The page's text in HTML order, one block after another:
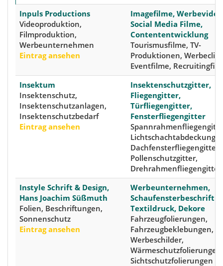
Inpuls Productions
Videoproduktion,
Filmproduktion,
Werbeunternehmen
Eintrag ansehen
Imagefilme,
Social Media Filme,
Contententwicklung
Tourismusfilme, TV-
Produktionen,
Eventfilme,
Insektum
Insektenschutz,
Insektenschutzanlagen,
Insektenschutzbedarf
Eintrag ansehen
Insektenschutzgitter,
Fliegengitter,
Türfliegengitter,
Fensterfliegengitter
Dachfensterfliegengitter,
Pollenschutzgitter,
Drehrahmenfliegengitter
Instyle Schrift & Design,
Hans Joachim Süßmuth
Folien, Beschriftungen,
Sonnenschutz
Eintrag ansehen
Werbeunternehmen,
Textildruck, Dekore
Fahrzeugfolierungen,
Fahrzeugbeklebungen,
Werbeschilder,
Wärmeschutzfolierungen,
Sichtschutzfolierungen